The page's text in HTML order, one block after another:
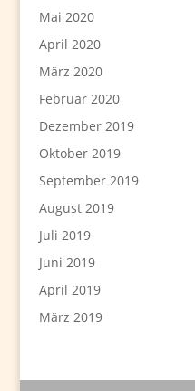
Mai 2020
April 2020
März 2020
Februar 2020
Dezember 2019
Oktober 2019
September 2019
August 2019
Juli 2019
Juni 2019
April 2019
März 2019